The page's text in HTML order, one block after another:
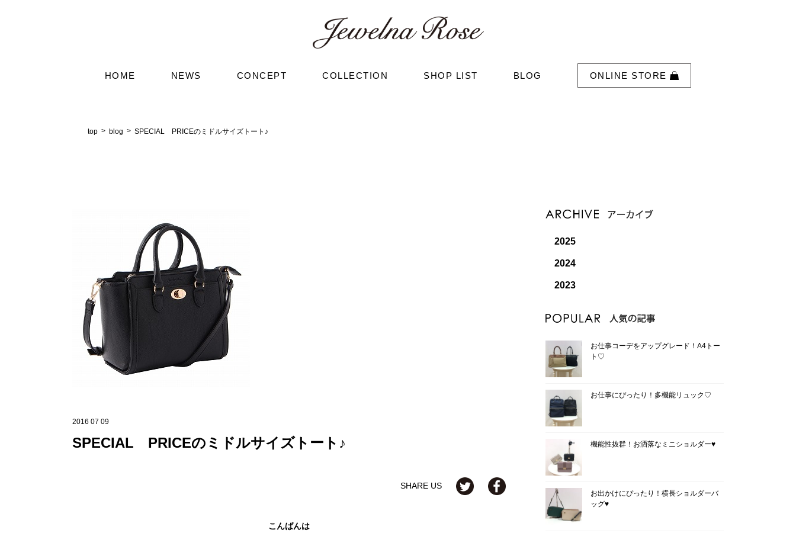
HOME NEWS CONCEPT COLLECTION SHOP LIST BLOG ONLINE STORE
top blog SPECIAL PRICEのミドルサイズトート♪
2016 07 09
SPECIAL PRICEのミドルサイズトート♪
SHARE US
こんばんは
2025
2024
2023
お仕事コーデをアップグレード！A4トー
ト♡
お仕事にぴったり！多機能リュック♡
機能性抜群！お洒落なミニショルダー♥
お出かけにぴったり！横長ショルダーバ
ッグ♥